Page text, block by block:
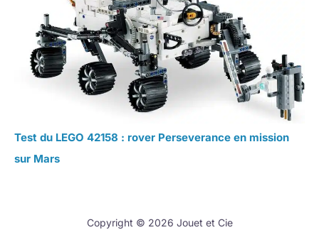
Test du LEGO 42158 : rover Perseverance en mission
sur Mars
Copyright © 2026 Jouet et Cie